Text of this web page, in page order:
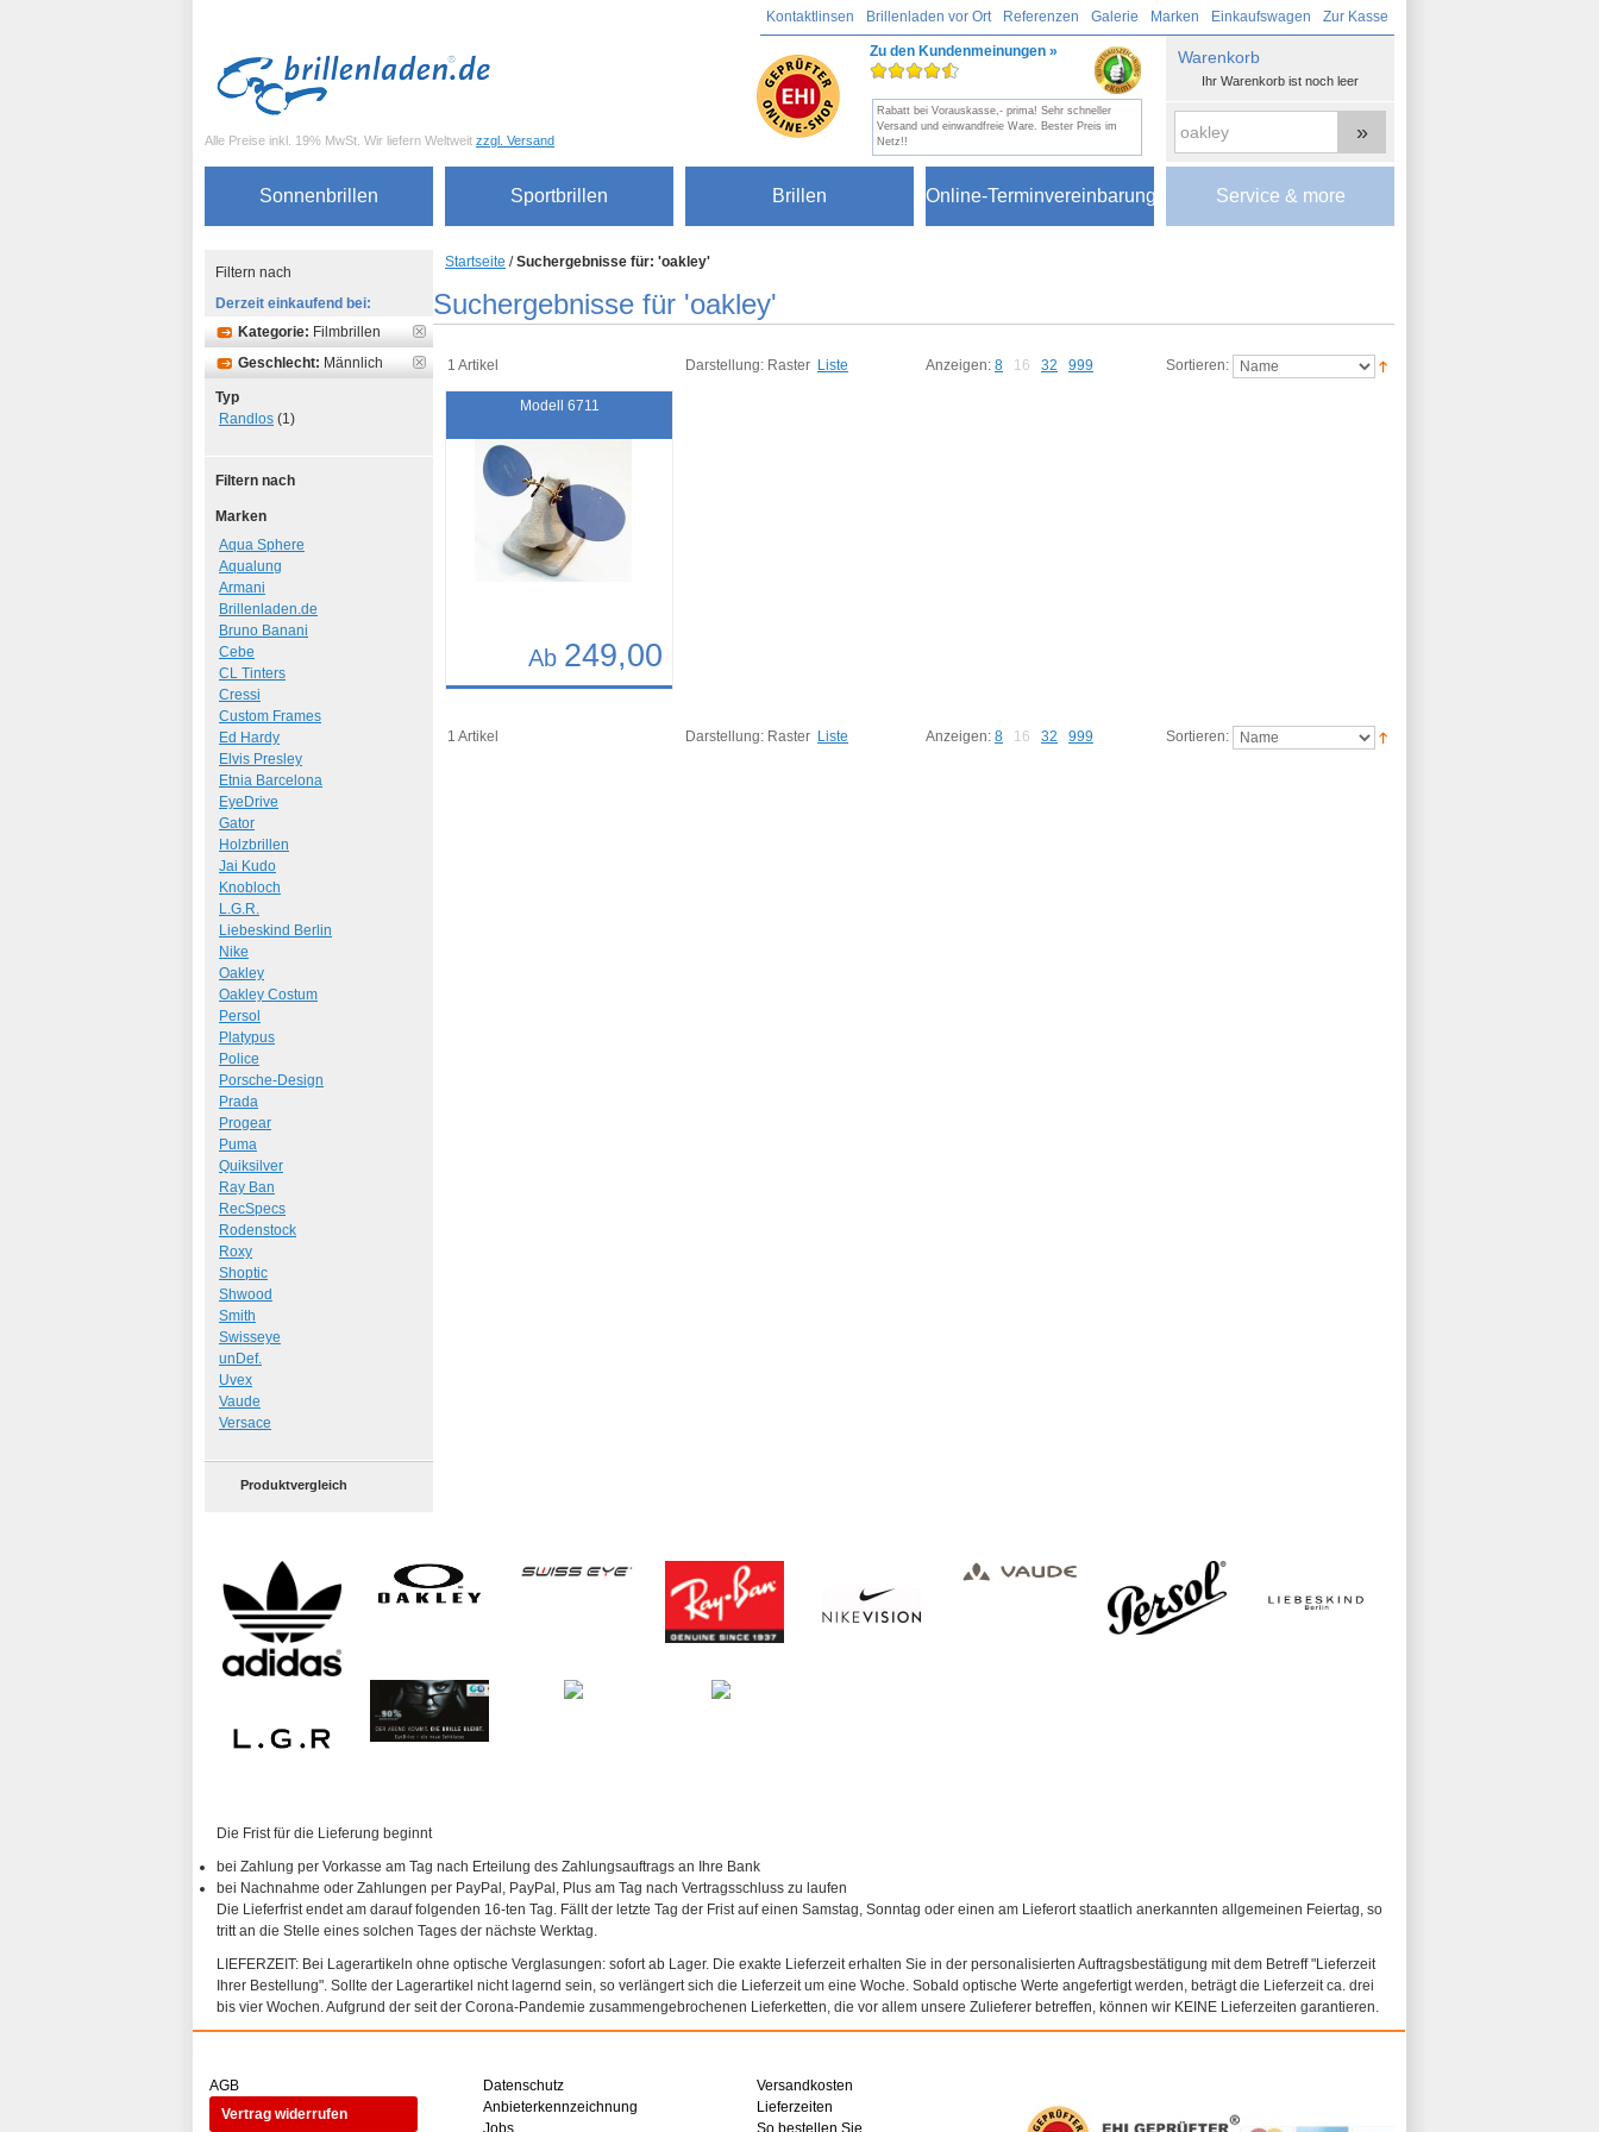
Kontaktlinsen Brillenladen vor Ort Referenzen Galerie Marken Einkaufswagen Zur Kasse
Zu den Kundenmeinungen »
Rabatt bei Vorauskasse,- prima! Sehr schneller
Versand und einwandfreie Ware. Bester Preis im
Netz!!
Alle Preise inkl. 19% MwSt. Wir liefern Weltweit zzgl. Versand »
Warenkorb
Ihr Warenkorb ist noch leer
Sonnenbrillen Sportbrillen Brillen Online-Terminvereinbarung Service & more
Startseite /Suchergebnisse für: 'oakley'
Suchergebnisse für 'oakley'
1 Artikel Sortieren:
Anzeigen: 8 16 32 999
Darstellung: Raster Liste
Modell 6711
Ab 249,00
Art.-Nr.: 6711
1 Artikel Sortieren:
Anzeigen: 8 16 32 999
Darstellung: Raster Liste
Filtern nach
Derzeit einkaufend bei:
Kategorie: Filmbrillen
Geschlecht: Männlich
Typ
Randlos (1)
Filtern nach
Marken
Aqua Sphere
Aqualung
Armani
Brillenladen.de
Bruno Banani
Cebe
CL Tinters
Cressi
Custom Frames
Ed Hardy
Elvis Presley
Etnia Barcelona
EyeDrive
Gator
Holzbrillen
Jai Kudo
Knobloch
L.G.R.
Liebeskind Berlin
Nike
Oakley
Oakley Costum
Persol
Platypus
Police
Porsche-Design
Prada
Progear
Puma
Quiksilver
Ray Ban
RecSpecs
Rodenstock
Roxy
Shoptic
Shwood
Smith
Swisseye
unDef.
Uvex
Vaude
Versace
Produktvergleich
Die Frist für die Lieferung beginnt
bei Zahlung per Vorkasse am Tag nach Erteilung des Zahlungsauftrags an Ihre Bank
bei Nachnahme oder Zahlungen per PayPal, PayPal, Plus am Tag nach Vertragsschluss zu laufen
Die Lieferfrist endet am darauf folgenden 16-ten Tag. Fällt der letzte Tag der Frist auf einen Samstag, Sonntag oder einen am Lieferort staatlich anerkannten allgemeinen Feiertag, so
tritt an die Stelle eines solchen Tages der nächste Werktag.
LIEFERZEIT: Bei Lagerartikeln ohne optische Verglasungen: sofort ab Lager. Die exakte Lieferzeit erhalten Sie in der personalisierten Auftragsbestätigung mit dem Betreff "Lieferzeit
Ihrer Bestellung". Sollte der Lagerartikel nicht lagernd sein, so verlängert sich die Lieferzeit um eine Woche. Sobald optische Werte angefertigt werden, beträgt die Lieferzeit ca. drei
bis vier Wochen. Aufgrund der seit der Corona-Pandemie zusammengebrochenen Lieferketten, die vor allem unsere Zulieferer betreffen, können wir KEINE Lieferzeiten garantieren.
AGB
Vertrag widerrufen
Datenschutz
Anbieterkennzeichnung
Jobs
Versandkosten
Lieferzeiten
So bestellen Sie